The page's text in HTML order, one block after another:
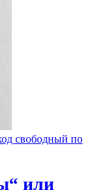
свободный по
или